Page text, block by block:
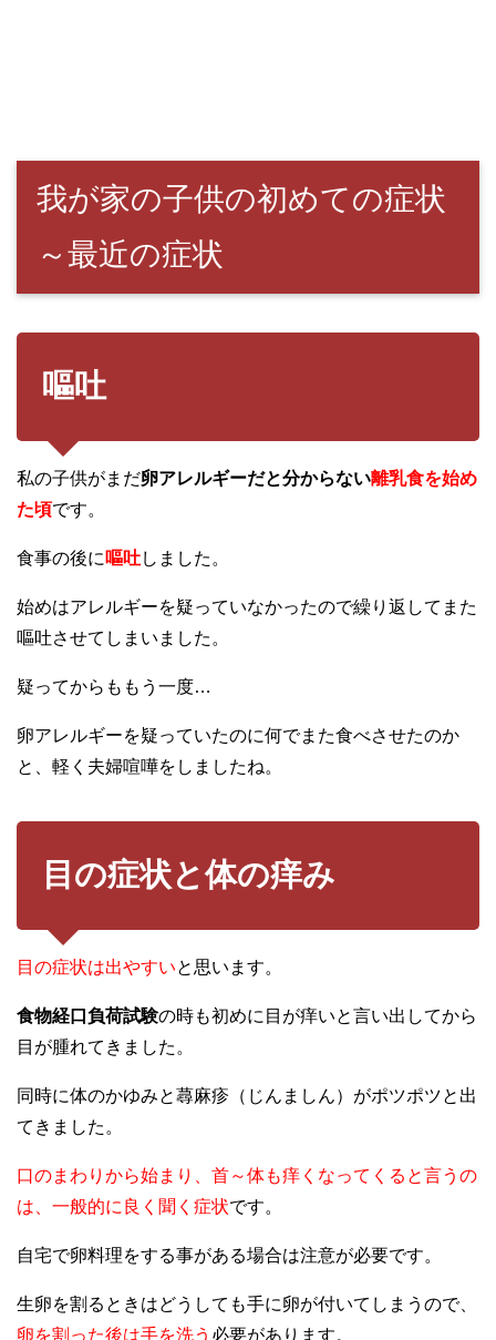
我が家の子供の初めての症状
～最近の症状
嘔吐
私の子供がまだ卵アレルギーだと分からない離乳食を始め
た頃です。
食事の後に 嘔吐しました。
始めはアレルギーを疑っていなかったので繰り返してまた
嘔吐させてしまいました。
疑ってからももう一度…
卵アレルギーを疑っていたのに何でまた食べさせたのか
と、軽く夫婦喧嘩をしましたね。
目の症状と体の痒み
目の症状は出やすいと思います。
食物経口負荷試験の時も初めに目が痒いと言い出してから
目が腫れてきました。
同時に体のかゆみと蕁麻疹（じんましん）がポツポツと出
てきました。
口のまわりから始まり、首～体も痒くなってくると言うの
は、一般的に良く聞く症状です。
自宅で卵料理をする事がある場合は注意が必要です。
生卵を割るときはどうしても手に卵が付いてしまうので、
卵を割った後は手を洗う 必要があります。